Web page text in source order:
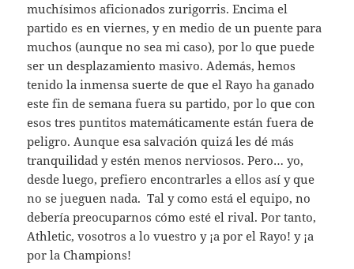
muchísimos aficionados zurigorris. Encima el
partido es en viernes, y en medio de un puente para
muchos (aunque no sea mi caso), por lo que puede
ser un desplazamiento masivo. Además, hemos
tenido la inmensa suerte de que el Rayo ha ganado
este fin de semana fuera su partido, por lo que con
esos tres puntitos matemáticamente están fuera de
peligro. Aunque esa salvación quizá les dé más
tranquilidad y estén menos nerviosos. Pero… yo,
desde luego, prefiero encontrarles a ellos así y que
no se jueguen nada. Tal y como está el equipo, no
debería preocuparnos cómo esté el rival. Por tanto,
Athletic, vosotros a lo vuestro y ¡a por el Rayo! y ¡a
por la Champions!